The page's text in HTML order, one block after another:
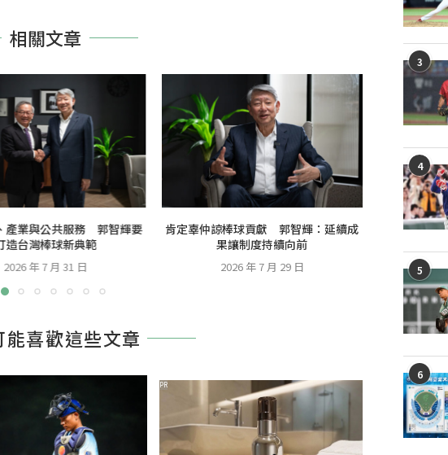
相關文章
產業與公共服務 郭智輝要
造台灣棒球新典範
2026 年 7 月 31 日
肯定辜仲諒棒球貢獻 郭智輝：延續成
果讓制度持續向前
2026 年 7 月 29 日
郭智輝投
能喜歡這些文章
PR
3
4
5
6